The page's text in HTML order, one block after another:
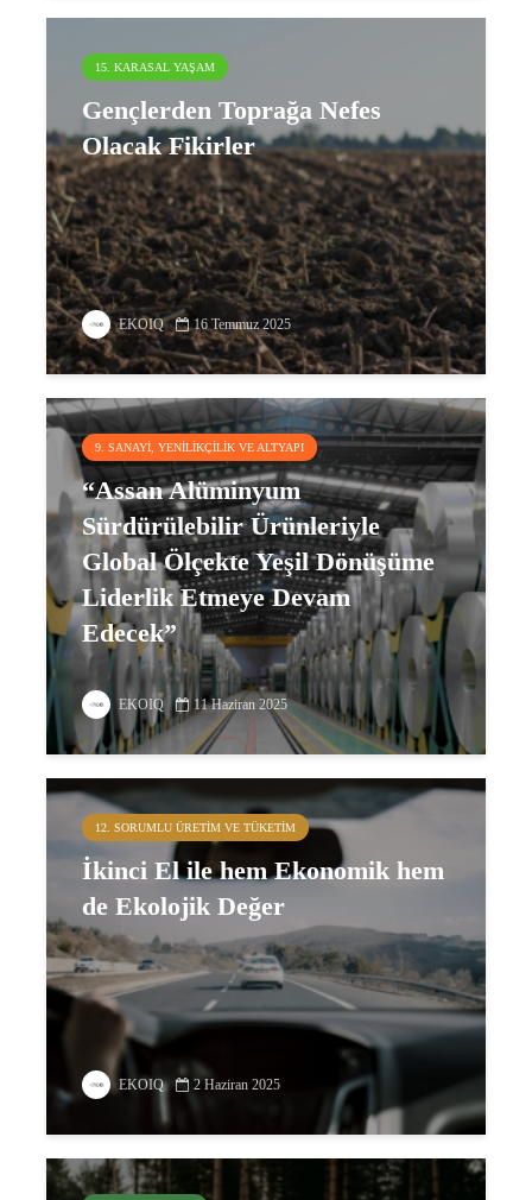
15. KARASAL YAŞAM
Gençlerden Toprağa Nefes
Olacak Fikirler
EKOIQ 16 Temmuz 2025
9. SANAYI, YENILIKÇILIK VE ALTYAPI
“Assan Alüminyum
Sürdürülebilir Ürünleriyle
Global Ölçekte Yeşil Dönüşüme
Liderlik Etmeye Devam
Edecek”
EKOIQ 11 Haziran 2025
12. SORUMLU ÜRETIM VE TÜKETIM
İkinci El ile hem Ekonomik hem
de Ekolojik Değer
EKOIQ 2 Haziran 2025